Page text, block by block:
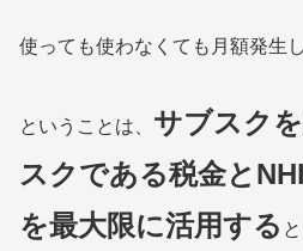
使っても使わなくても月額発生し
ということは、 サブスク
スクである税金と
を最大限に活用する